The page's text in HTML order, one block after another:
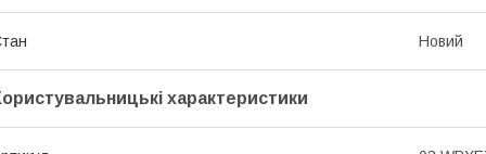
Новий
характеристики